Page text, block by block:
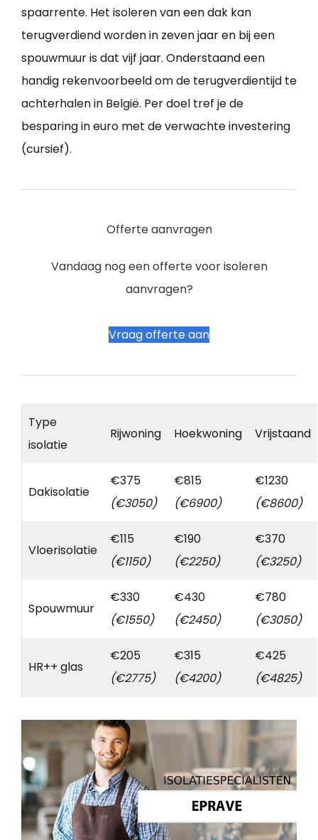
spaarrente. Het isoleren van een dak kan
terugverdiend worden in zeven jaar en bij een
spouwmuur is dat vijf jaar. Onderstaand een
handig rekenvoorbeeld om de terugverdientijd te
achterhalen in België. Per doel tref je de
besparing in euro met de verwachte investering
(cursief).
Offerte aanvragen
Vandaag nog een offerte voor isoleren
aanvragen?
Vraag offerte aan
Type
isolatie
Rijwoning Hoekwoning Vrijstaand
Dakisolatie
€375
(€3050)
€815
(€6900)
€1230
(€8600)
Vloerisolatie
€115
(€1150)
€190
(€2250)
€370
(€3250)
Spouwmuur
€330
(€1550)
€430
(€2450)
€780
(€3050)
HR++ glas
€205
(€2775)
€315
(€4200)
€425
(€4825)